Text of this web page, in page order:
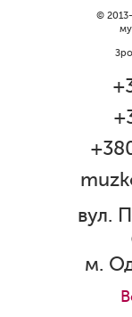
Вітаємо
Дякуємо за
Графік
Ювілей
Ювілей
©
вул.
м.